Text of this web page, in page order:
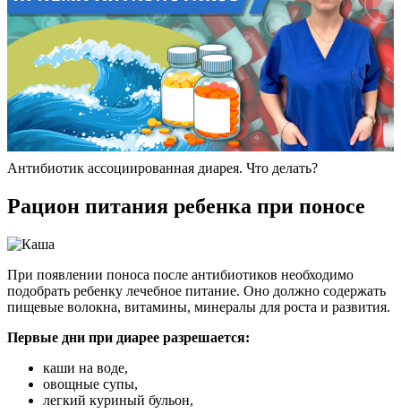
Антибиотик ассоциированная диарея. Что делать?
Рацион питания ребенка при поносе
При появлении поноса после антибиотиков необходимо
подобрать ребенку лечебное питание. Оно должно содержать
пищевые волокна, витамины, минералы для роста и развития.
Первые дни при диарее разрешается:
каши на воде,
овощные супы,
легкий куриный бульон,